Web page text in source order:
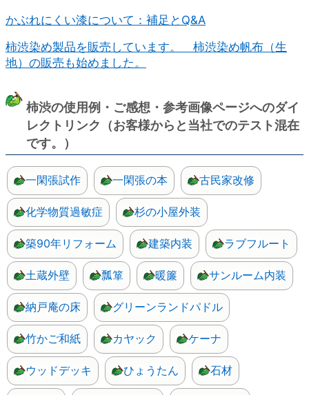
かぶれにくい漆について：補足とQ&A
柿渋染め製品を販売しています。 柿渋染め帆布（生
地）の販売も始めました。
柿渋の使用例・ご感想・参考画像ページへのダイ
レクトリンク（お客様からと当社でのテスト混在
です。）
一閑張試作 一閑張の本 古民家改修
化学物質過敏症 杉の小屋外装
築90年リフォーム 建築内装 ラブフルート
土蔵外壁 瓢箪 暖簾 サンルーム内装
納戸庵の床 グリーンランドパドル
竹かご和紙 カヤック ケーナ
ウッドデッキ ひょうたん 石材